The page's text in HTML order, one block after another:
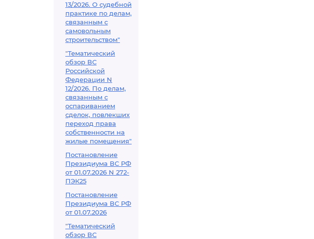
13/2026. О судебной
практике по делам,
связанным с
самовольным
строительством"
"Тематический
обзор ВС
Российской
Федерации N
12/2026. По делам,
связанным с
оспариванием
сделок, повлекших
переход права
собственности на
жилые помещения"
Постановление
Президиума ВС РФ
от 01.07.2026 N 272-
ПЭК25
Постановление
Президиума ВС РФ
от 01.07.2026
"Тематический
обзор ВС